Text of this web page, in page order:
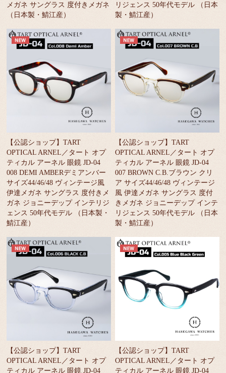
メガネ サングラス 度付きメガネ
（日本製・鯖江産）
リジェンス 50年代モデル （日本
製・鯖江産）
【公認ショップ】TART
OPTICAL ARNEL／タート オプ
ティカル アーネル 眼鏡 JD-04
008 DEMI AMBERデミアンバー
サイズ44/46/48 ヴィンテージ風
伊達メガネ サングラス 度付きメ
ガネ ジョニーデップ インテリジ
ェンス 50年代モデル （日本製・
鯖江産）
【公認ショップ】TART
OPTICAL ARNEL／タート オプ
ティカル アーネル 眼鏡 JD-04
007 BROWN C.B.ブラウン クリ
ア サイズ44/46/48 ヴィンテージ
風 伊達メガネ サングラス 度付
きメガネ ジョニーデップ インテ
リジェンス 50年代モデル （日本
製・鯖江産）
【公認ショップ】TART
OPTICAL ARNEL／タート オプ
ティカル アーネル 眼鏡 JD-04
【公認ショップ】TART
OPTICAL ARNEL／タート オプ
ティカル アーネル 眼鏡 JD-04